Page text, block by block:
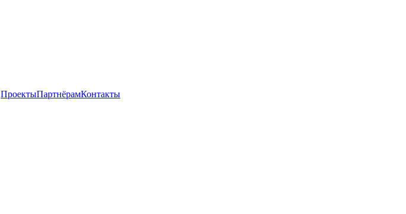
ПроектыПартнёрамКонтакты